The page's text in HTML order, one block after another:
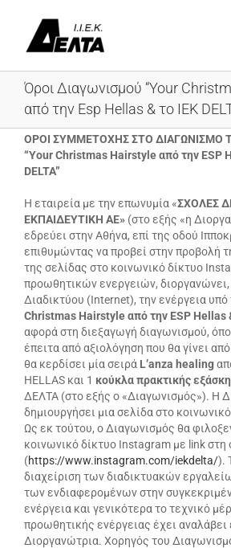
περιεχόμενο
Όροι Διαγωνισμού “Your
από την Esp Hellas & το IEK
ΟΡΟΙ ΣΥΜΜΕΤΟΧΗΣ ΣΤΟ ΔΙΑΓΩΝΙΣΜΟ
“Your Christmas Hairstyle από την ESP
DELTA”
H εταιρεία με την επωνυμία «ΣΧΟΛΕΣ
EΚΠΑΙΔΕΥΤΙΚΗ AE» (στο εξής «η
εδρεύει στην Αθήνα, επί της οδού
επιθυμώντας να προβεί στην προβολή
της σελίδας στο κοινωνικό δίκτυο
προωθητικών ενεργειών,
Διαδικτύου (Internet), την ενέργεια υπό
Christmas Hairstyle από την ESP Hellas
αφορά στη διεξαγωγή διαγωνισμού,
έπειτα από αξιολόγηση που θα γίνει
θα κερδίσει μία σειρά L’anza healing
HELLAS και 1 κούκλα πρακτικής
ΔΕΛΤΑ (στο εξής ο «Διαγωνισμός»). Η
δημιουργήσει μια σελίδα στο
Ως εκ τούτου, ο Διαγωνισμός θα
κοινωνικό δίκτυο Instagram με link στη
(https://www.instagram.com/iekdelta/).
διαχείριση των διαδικτυακών
των ενδιαφερομένων στην
ενέργεια και γενικότερα το τεχνικό
προωθητικής ενέργειας έχει αναλάβει
Διοργανώτρια. Χορηγός του